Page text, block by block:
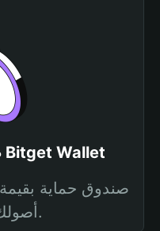
صندوق حماية محفظة Bitget Wallet
أصولك ومعاملاتك.